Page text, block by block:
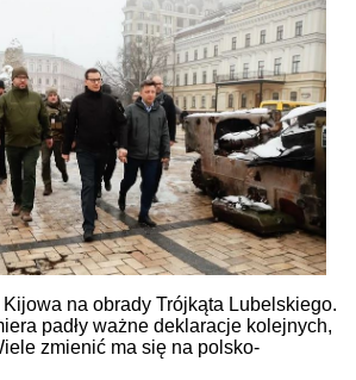
Kijowa na obrady Trójkąta Lubelskiego.
padły ważne deklaracje kolejnych,
zmienić ma się na polsko-